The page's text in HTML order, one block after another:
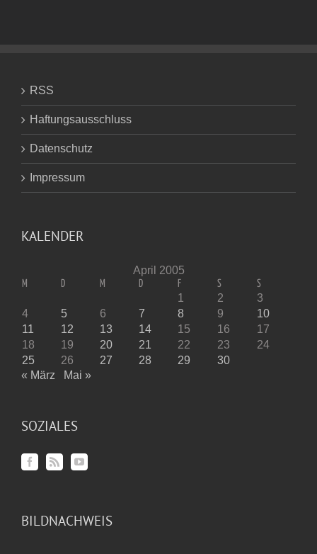
RSS
Haftungsausschluss
Datenschutz
Impressum
KALENDER
April 2005
M D M D F S S
1 2
3
4
5 6 7 8 9
10
11
12 13 14 15 16
17
18
19 20 21 22 23
24
25
26 27 28 29
30
« März
Mai »
SOZIALES
BILDNACHWEIS